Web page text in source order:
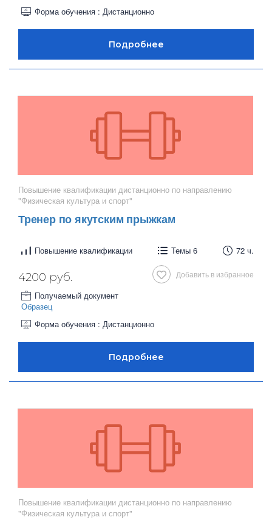
Форма обучения : Дистанционно
Повышение квалификации дистанционно по направлению
"Физическая культура и спорт"
Тренер по якутским прыжкам
Повышение квалификации Темы 6 72 ч.
Добавить в избранное
4200 руб.
Получаемый документ
Образец
Форма обучения : Дистанционно
Повышение квалификации дистанционно по направлению
"Физическая культура и спорт"